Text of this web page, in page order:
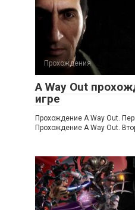
Прохождения
A Way Out
игре
Прохождение A Way Out.
Прохождение A Way Out.